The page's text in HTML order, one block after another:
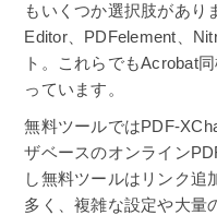
もいくつか選択肢があり
Editor、PDFelement、
ト。これらでもAcrobat
っています。
無料ツールではPDF-
ザベースのオンライン
し無料ツールはリンク追
多く、複雑な設定や大量